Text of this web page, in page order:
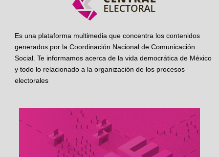
Es una plataforma multimedia que concentra los contenidos
generados por la Coordinación Nacional de Comunicación
Social. Te informamos acerca de la vida democrática de México
y todo lo relacionado a la organización de los procesos
electorales